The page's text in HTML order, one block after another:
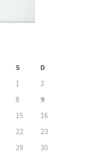
S
D
1
2
8
9
15
16
22
23
29
30